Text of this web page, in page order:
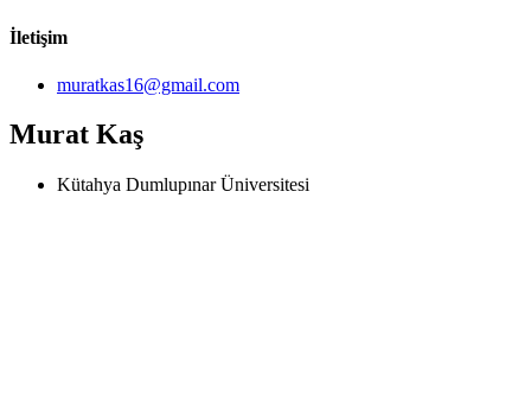
İletişim
muratkas16@gmail.com
Murat Kaş
Kütahya Dumlupınar Üniversitesi